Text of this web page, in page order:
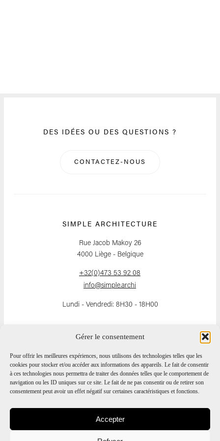
Gérer le consentement
Pour offrir les meilleures expériences, nous utilisons des technologies telles que les
cookies pour stocker et/ou accéder aux informations des appareils. Le fait de consentir
à ces technologies nous permettra de traiter des données telles que le comportement de
navigation ou les ID uniques sur ce site. Le fait de ne pas consentir ou de retirer son
consentement peut avoir un effet négatif sur certaines caractéristiques et fonctions.
Accepter
DES IDÉES OU DES QUESTIONS ?
CONTACTEZ-NOUS
SIMPLE ARCHITECTURE
Rue Jacob Makoy 26
4000 Liège - Belgique
+32(0)473 53 92 08
info@simple.archi
Lundi - Vendredi: 8H30 - 18H00